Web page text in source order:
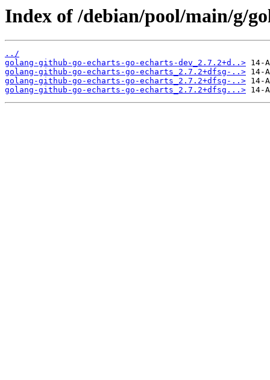
Index of /debian/pool/main/g/
../
golang-github-go-echarts-go-echarts-dev_2.7.2+d..>
golang-github-go-echarts-go-echarts_2.7.2+dfsg-..>
golang-github-go-echarts-go-echarts_2.7.2+dfsg-..>
golang-github-go-echarts-go-echarts_2.7.2+dfsg...>